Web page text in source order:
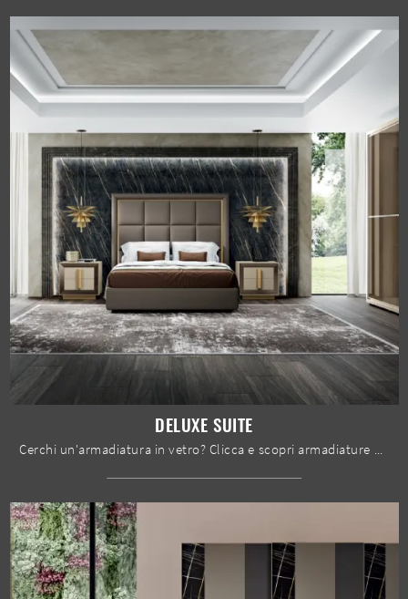
DELUXE SUITE